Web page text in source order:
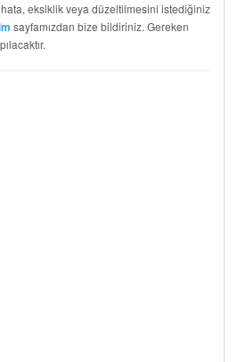
eksiklik veya düzeltilmesini istediğiniz
sayfamızdan bize bildiriniz. Gereken